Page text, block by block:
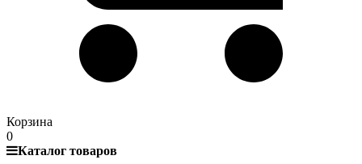
Корзина
0
Каталог товаров